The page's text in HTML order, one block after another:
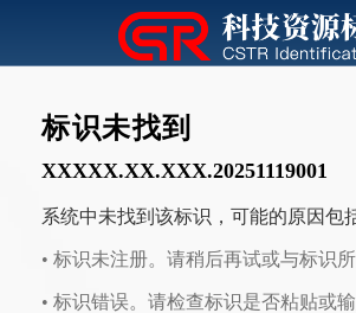
标识未找到
XXXXX.XX.XXX.20251119001
系统中未找到该标识，可能的原因包
• 标识未注册。请稍后再试或与标识所
• 标识错误。请检查标识是否粘贴或输